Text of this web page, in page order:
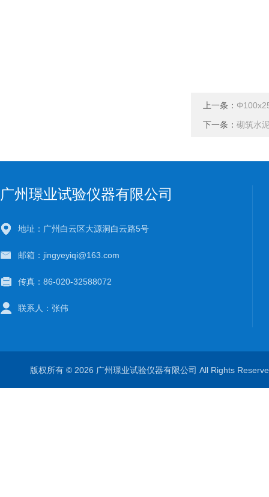
上一条：
下一条： 砌筑水
广州璟业试验仪器有限公司
地址：广州白云区大源洞白云路5号
邮箱：jingyeyiqi@163.com
传真：86-020-32588072
联系人：张伟
版权所有 © 2026 广州璟业试验仪器有限公司 All Rights